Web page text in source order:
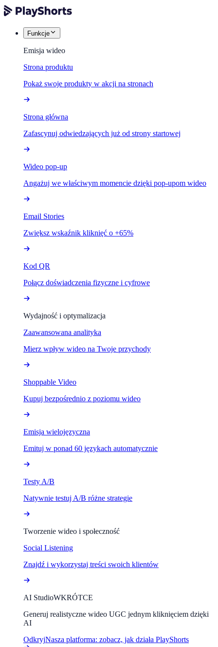
Funkcje
Emisja wideo
Strona produktu
Pokaż swoje produkty w akcji na stronach
Strona główna
Zafascynuj odwiedzających już od strony startowej
Wideo pop-up
Angażuj we właściwym momencie dzięki pop-upom wideo
Email Stories
Zwiększ wskaźnik kliknięć o +65%
Kod QR
Połącz doświadczenia fizyczne i cyfrowe
Wydajność i optymalizacja
Zaawansowana analityka
Mierz wpływ wideo na Twoje przychody
Shoppable Video
Kupuj bezpośrednio z poziomu wideo
Emisja wielojęzyczna
Emituj w ponad 60 językach automatycznie
Testy A/B
Natywnie testuj A/B różne strategie
Tworzenie wideo i społeczność
Social Listening
Znajdź i wykorzystaj treści swoich klientów
AI StudioWKRÓTCE
Generuj realistyczne wideo UGC jednym kliknięciem dzięki
AI
OdkryjNasza platforma: zobacz, jak działa PlayShorts